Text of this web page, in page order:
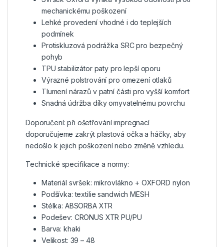
mechanickému poškození
Lehké provedení vhodné i do teplejších
podmínek
Protiskluzová podrážka SRC pro bezpečný
pohyb
TPU stabilizátor paty pro lepší oporu
Výrazné polstrování pro omezení otlaků
Tlumení nárazů v patní části pro vyšší komfort
Snadná údržba díky omyvatelnému povrchu
Doporučení: při ošetřování impregnací
doporučujeme zakrýt plastová očka a háčky, aby
nedošlo k jejich poškození nebo změně vzhledu.
Technické specifikace a normy:
Materiál svršek: mikrovlákno + OXFORD nylon
Podšívka: textilie sandwich MESH
Stélka: ABSORBA XTR
Podešev: CRONUS XTR PU/PU
Barva: khaki
Velikost: 39 – 48